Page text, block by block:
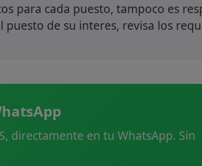
para cada puesto, tampoco es
puesto de su interes, revisa los
directamente en tu WhatsApp. Sin